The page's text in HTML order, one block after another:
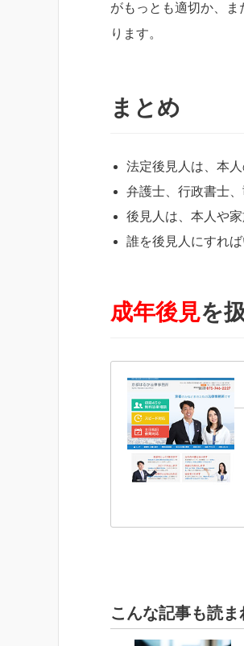
がもっとも適切か、
ります。
まとめ
法定後見人は、本
弁護士、行政書士
後見人は、本人や
誰を後見人にすれ
成年後見を
こんな記事も読